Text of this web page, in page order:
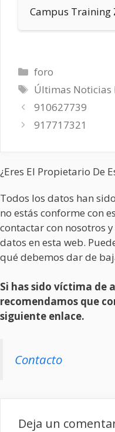
Campus Training
Categorías
foro
Etiquetas
Últimas Noticias
910627739
917717321
¿Eres El Propietario De
Todos los datos han
no estás conforme con
contactar con nosotros
datos en esta web.
qué debemos dar de
Si has sido víctima de
recomendamos que
siguiente enlace.
Contacto
Deja un